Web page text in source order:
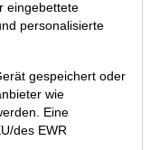
du
beobachten
eingebettete
personalisierte
gespeichert oder
wie
Eine
des EWR